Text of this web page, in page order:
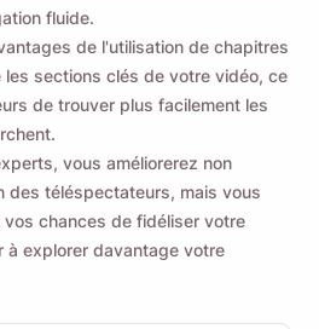
fluide.
de l'utilisation de chapitres
les sections clés de votre vidéo, ce
de trouver plus facilement les
vous améliorerez non
des téléspectateurs, mais vous
chances de fidéliser votre
à explorer davantage votre